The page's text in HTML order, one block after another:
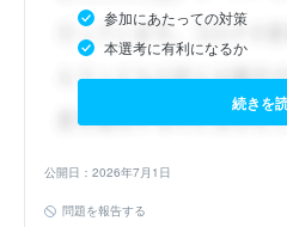
参加にあたっての対策
本選考に有利になるか
続きを
公開日：2026年7月1日
問題を報告する